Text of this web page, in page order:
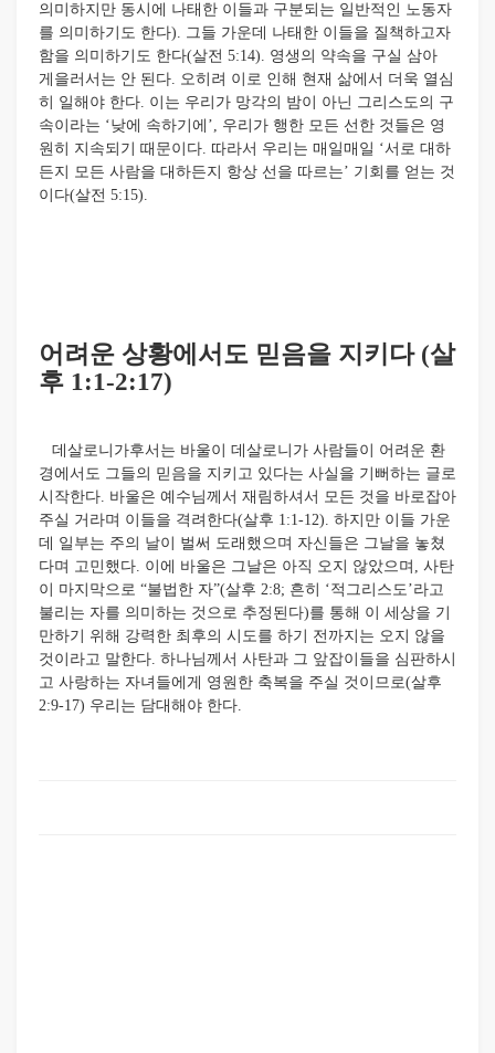
의미하지만 동시에 나태한 이들과 구분되는 일반적인 노동자
를 의미하기도 한다). 그들 가운데 나태한 이들을 질책하고자
함을 의미하기도 한다(살전 5:14). 영생의 약속을 구실 삼아
게을러서는 안 된다. 오히려 이로 인해 현재 삶에서 더욱 열심
히 일해야 한다. 이는 우리가 망각의 밤이 아닌 그리스도의 구
속이라는 ‘낮에 속하기에’, 우리가 행한 모든 선한 것들은 영
원히 지속되기 때문이다. 따라서 우리는 매일매일 ‘서로 대하
든지 모든 사람을 대하든지 항상 선을 따르는’ 기회를 얻는 것
이다(살전 5:15).
어려운 상황에서도 믿음을 지키다 (살
후 1:1-2:17)
데살로니가후서는 바울이 데살로니가 사람들이 어려운 환
경에서도 그들의 믿음을 지키고 있다는 사실을 기뻐하는 글로
시작한다. 바울은 예수님께서 재림하셔서 모든 것을 바로잡아
주실 거라며 이들을 격려한다(살후 1:1-12). 하지만 이들 가운
데 일부는 주의 날이 벌써 도래했으며 자신들은 그날을 놓쳤
다며 고민했다. 이에 바울은 그날은 아직 오지 않았으며, 사탄
이 마지막으로 “불법한 자”(살후 2:8; 흔히 ‘적그리스도’라고
불리는 자를 의미하는 것으로 추정된다)를 통해 이 세상을 기
만하기 위해 강력한 최후의 시도를 하기 전까지는 오지 않을
것이라고 말한다. 하나님께서 사탄과 그 앞잡이들을 심판하시
고 사랑하는 자녀들에게 영원한 축복을 주실 것이므로(살후
2:9-17) 우리는 담대해야 한다.